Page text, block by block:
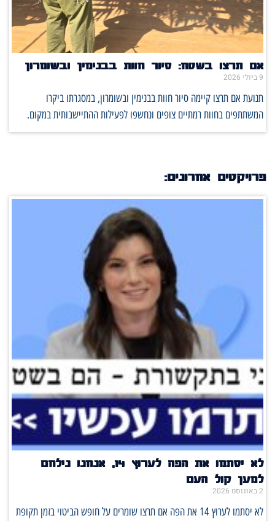
אם תרצו בשטח: סיור חוות בבנימין ובשומרון
9 ביולי 2026
תנועת אם תרצו קיימה סיור חוות בבנימין ובשומרון, במסגרתו ביקרו
המשתתפים בחוות רמתיים צופים ונחשפו לפעילות ההתיישבותית במקום.
פרויקטים אחרונים:
לא יסתמו את הפה לערוץ 14, אנחנו נילחם
למען קול העם
2 באוגוסט 2026
לא יסתמו לערוץ 14 את הפה אם תרצו שומרים על חופש הביטוי בזמן תקופת